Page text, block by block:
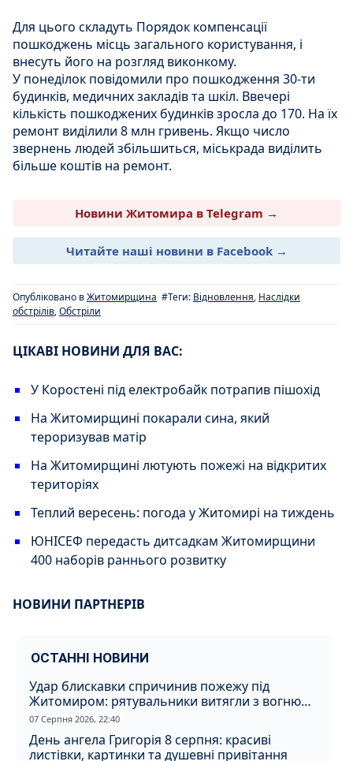
Для цього складуть Порядок компенсації
пошкоджень місць загального користування, і
внесуть його на розгляд виконкому.
У понеділок повідомили про пошкодження 30-ти
будинків, медичних закладів та шкіл. Ввечері
кількість пошкоджених будинків зросла до 170. На їх
ремонт виділили 8 млн гривень. Якщо число
звернень людей збільшиться, міськрада виділить
більше коштів на ремонт.
Новини Житомира в Telegram →
Читайте наші новини в Facebook →
Опубліковано вЖитомирщина #Теги: Відновлення, Наслідки
обстрілів,Обстріли
ЦІКАВІ НОВИНИ ДЛЯ ВАС:
У Коростені під електробайк потрапив пішохід
На Житомирщині покарали сина, який
тероризував матір
На Житомирщині лютують пожежі на відкритих
територіях
Теплий вересень: погода у Житомирі на тиждень
ЮНІСЕФ передасть дитсадкам Житомирщини
400 наборів раннього розвитку
НОВИНИ ПАРТНЕРІВ
ОСТАННІ НОВИНИ
Удар блискавки спричинив пожежу під
Житомиром: рятувальники витягли з вогню
кота
07 Серпня 2026, 22:40
День ангела Григорія 8 серпня: красиві
листівки, картинки та душевні привітання